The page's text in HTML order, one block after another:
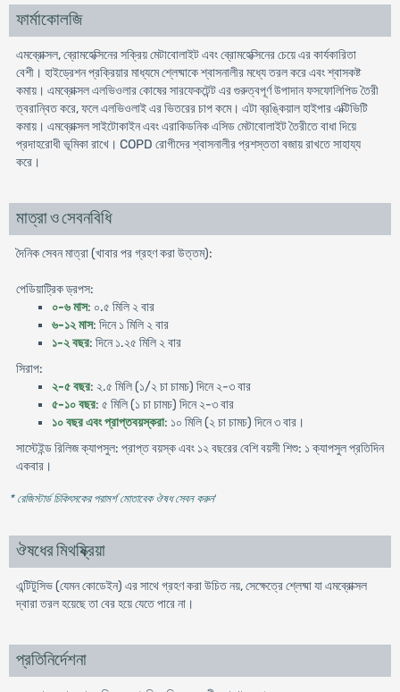
ফার্মাকোলজি
এমব্রোক্সল, ব্রোমহেক্সিনের সক্রিয় মেটাবোলাইট এবং ব্রোমহেক্সিনের চেয়ে এর কার্যকারিতা
বেশী। হাইড্রেশন প্রক্রিয়ার মাধ্যমে শ্লেষ্মাকে শ্বাসনালীর মধ্যে তরল করে এবং শ্বাসকষ্ট
কমায়। এমব্রোক্সল এলভিওলার কোষের সারফেকটেন্ট এর গুরুত্বপূর্ণ উপাদান ফসফোলিপিড তৈরী
ত্বরান্বিত করে, ফলে এলভিওলাই এর ভিতরের চাপ কমে। এটা ব্রঙ্কিয়াল হাইপার এক্টিভিটি
কমায়। এমব্রোক্সল সাইটোকাইন এবং এরাকিডনিক এসিড মেটাবোলাইট তৈরীতে বাধা দিয়ে
প্রদাহরোধী ভূমিকা রাখে। COPD রোগীদের শ্বাসনালীর প্রশস্ততা বজায় রাখতে সাহায্য
করে।
মাত্রা ও সেবনবিধি
দৈনিক সেবন মাত্রা (খাবার পর গ্রহণ করা উত্তম):
পেডিয়াট্রিক ড্রপস:
০-৬ মাস: ০.৫ মিলি ২ বার
৬-১২ মাস: দিনে ১ মিলি ২ বার
১-২ বছর: দিনে ১.২৫ মিলি ২ বার
সিরাপ:
২-৫ বছর: ২.৫ মিলি (১/২ চা চামচ) দিনে ২-৩ বার
৫-১০ বছর: ৫ মিলি (১ চা চামচ) দিনে ২-৩ বার
১০ বছর এবং প্রাপ্তবয়স্করা: ১০ মিলি (২ চা চামচ) দিনে ৩ বার।
সাস্টেইন্ড রিলিজ ক্যাপসুল: প্রাপ্ত বয়স্ক এবং ১২ বছরের বেশি বয়সী শিশু: ১ ক্যাপসুল প্রতিদিন
একবার।
* রেজিস্টার্ড চিকিৎসকের পরামর্শ মোতাবেক ঔষধ সেবন করুন'
ঔষধের মিথষ্ক্রিয়া
এন্টিটুসিভ (যেমন কোডেইন) এর সাথে গ্রহণ করা উচিত নয়, সেক্ষেত্রে শ্লেষ্মা যা এমব্রোক্সল
দ্বারা তরল হয়েছে তা বের হয়ে যেতে পারে না।
প্রতিনির্দেশনা